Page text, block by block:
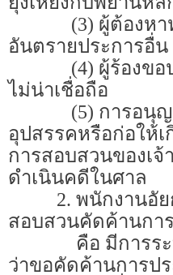
(3) ผู้ต้องหาหรื
อันตรายประการอื่น
(4) ผู้ร้องขอปร
ไม่น่าเชื่อถือ
(5) การอนุญาต
อุปสรรคหรือก่อให้
การสอบสวนของเ
ดำเนินคดีในศาล
2. พนักงานอัยก
สอบสวนคัดค้านกา
คือ มีการระบุใ
ว่าขอคัดค้านการป